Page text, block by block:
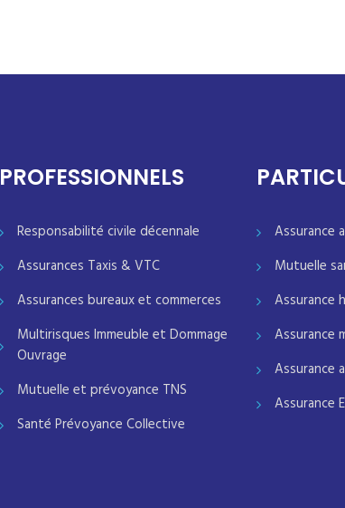
PROFESSIONNELS
Responsabilité civile décennale
Assurances Taxis & VTC
Assurances bureaux et commerces
Multirisques Immeuble et Dommage
Ouvrage
Mutuelle et prévoyance TNS
Santé Prévoyance Collective
Assurance
Mutuelle
Assurance
Assurance
Assurance
Assurance